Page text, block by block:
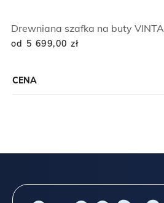
CENA
Drewniana szafka na buty VINTA
od 5 699,00 zł